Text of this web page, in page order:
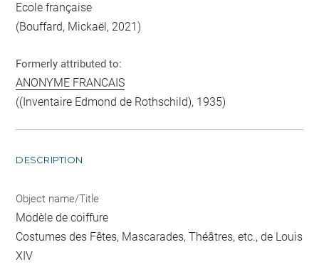
Ecole française
(Bouffard, Mickaël, 2021)
Formerly attributed to:
ANONYME FRANCAIS
((Inventaire Edmond de Rothschild), 1935)
DESCRIPTION
Object name/Title
Modèle de coiffure
Costumes des Fêtes, Mascarades, Théâtres, etc., de Louis
XIV